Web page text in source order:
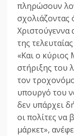
πληρώσουν
σχολιάζοντας
Χριστούγεννα
της
«Και ο κύριος
στήριξης του
τον
υπουργό του
δεν υπάρχει
οι πολίτες να
μάρκετ»,